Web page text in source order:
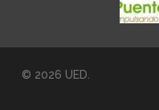
© 2026 UED.